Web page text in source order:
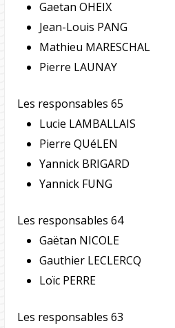
Gaetan OHEIX
Jean-Louis PANG
Mathieu MARESCHAL
Pierre LAUNAY
Les responsables 65
Lucie LAMBALLAIS
Pierre QUéLEN
Yannick BRIGARD
Yannick FUNG
Les responsables 64
Gaëtan NICOLE
Gauthier LECLERCQ
Loïc PERRE
Les responsables 63